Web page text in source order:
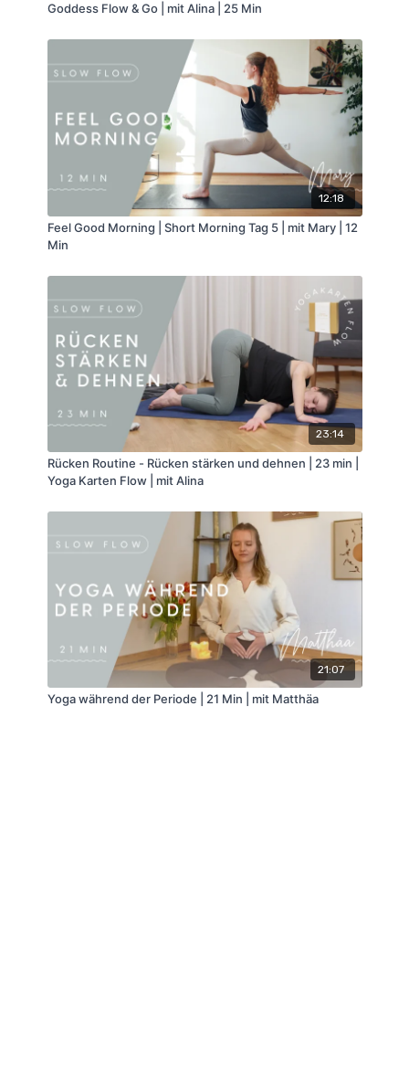
Goddess Flow & Go | mit Alina | 25 Min
12:18
Feel Good Morning | Short Morning Tag 5 | mit Mary | 12
Min
23:14
Rücken Routine - Rücken stärken und dehnen | 23 min |
Yoga Karten Flow | mit Alina
21:07
Yoga während der Periode | 21 Min | mit Matthäa